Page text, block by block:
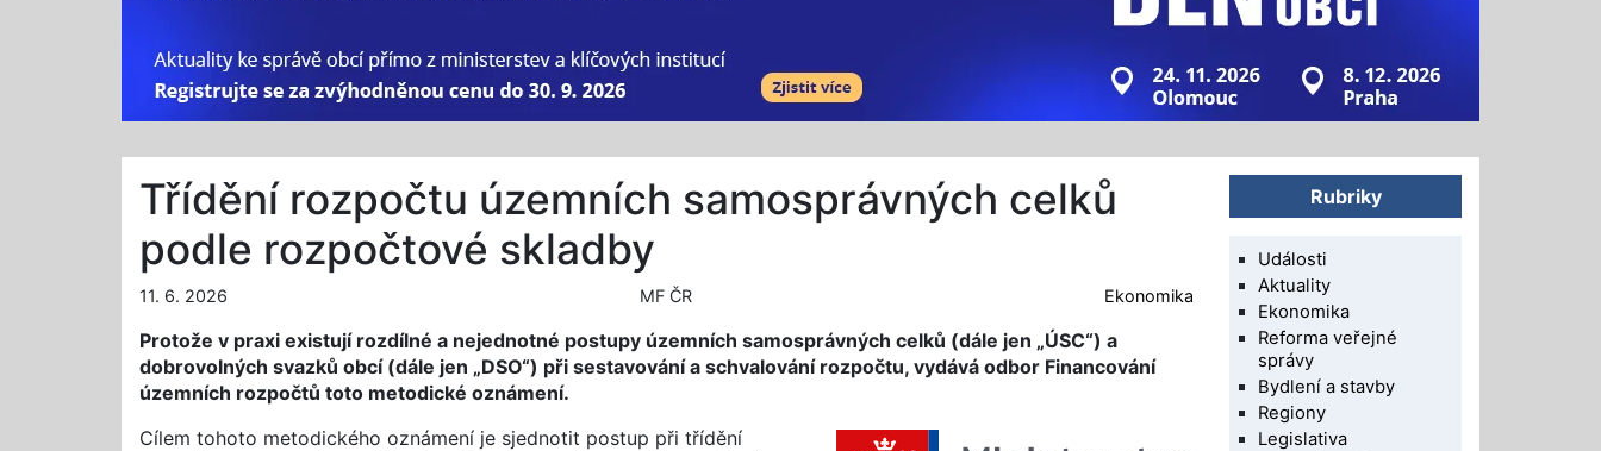
Třídění rozpočtu územních samosprávných celků
podle rozpočtové skladby
11. 6. 2026 MF ČR Ekonomika
Protože v praxi existují rozdílné a nejednotné postupy územních samosprávných celků (dále jen „ÚSC“) a
dobrovolných svazků obcí (dále jen „DSO“) při sestavování a schvalování rozpočtu, vydává odbor Financování
územních rozpočtů toto metodické oznámení.
Cílem tohoto metodického oznámení je sjednotit postup při třídění
Rubriky
Události
Aktuality
Ekonomika
Reforma veřejné
správy
Bydlení a stavby
Regiony
Legislativa